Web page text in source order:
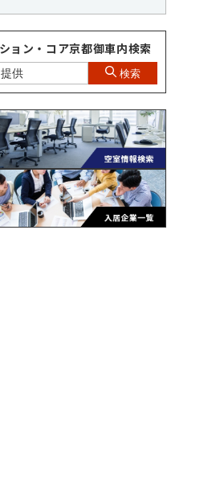
ョン・コア京都御車内検索
検索